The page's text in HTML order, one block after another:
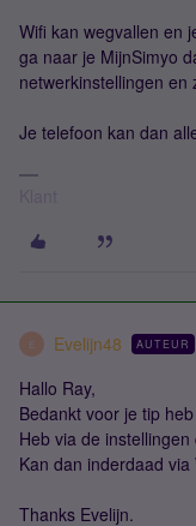
Wifi kan wegvallen en
ga naar je MijnSimyo
netwerkinstellingen
Je telefoon kan dan
E Evelijn48 AUTEUR
Hallo Ray,
Bedankt voor je tip
Heb via de
Kan dan inderdaad
Thanks Evelijn.